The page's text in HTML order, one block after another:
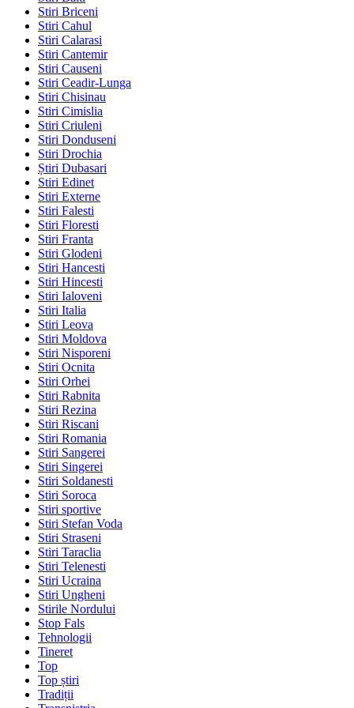
Stiri Briceni
Stiri Cahul
Stiri Calarasi
Stiri Cantemir
Stiri Causeni
Stiri Ceadir-Lunga
Stiri Chisinau
Stiri Cimislia
Stiri Criuleni
Stiri Donduseni
Stiri Drochia
Știri Dubasari
Stiri Edinet
Stiri Externe
Stiri Falesti
Stiri Floresti
Stiri Franta
Stiri Glodeni
Stiri Hancesti
Stiri Hincesti
Stiri Ialoveni
Stiri Italia
Stiri Leova
Stiri Moldova
Stiri Nisporeni
Stiri Ocnita
Stiri Orhei
Stiri Rabnita
Stiri Rezina
Stiri Riscani
Stiri Romania
Stiri Sangerei
Stiri Singerei
Stiri Soldanesti
Stiri Soroca
Stiri sportive
Stiri Stefan Voda
Stiri Straseni
Stiri Taraclia
Stiri Telenesti
Stiri Ucraina
Stiri Ungheni
Stirile Nordului
Stop Fals
Tehnologii
Tineret
Top
Top știri
Tradiții